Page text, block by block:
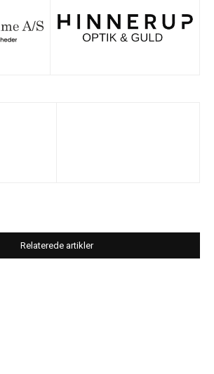
Relaterede artikler